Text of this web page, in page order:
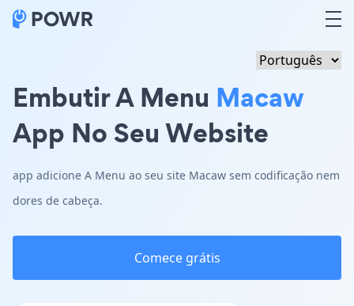
Embutir A Menu Macaw
App No Seu Website
app adicione A Menu ao seu site Macaw sem codificação nem
dores de cabeça.
Comece grátis